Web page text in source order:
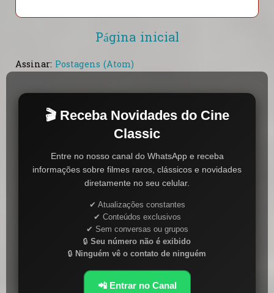
Página inicial
Assinar: Postagens (Atom)
🎬 Receba Novidades do Cine
Classic
Entre no nosso canal do WhatsApp e receba
informações sobre filmes raros, clássicos e novidades
diretamente no seu celular.
✔ Atualizações constantes
✔ Conteúdos exclusivos
✔ Sem conversas ou grupos
🔒 Seu número não é exibido
🔒 Ninguém vê o contato de ninguém
📲 Entrar no Canal